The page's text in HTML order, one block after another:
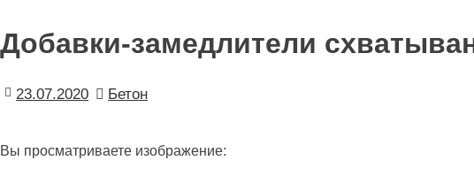
Добавки-замедлители
23.07.2020 Бетон
Вы просматриваете изображение: